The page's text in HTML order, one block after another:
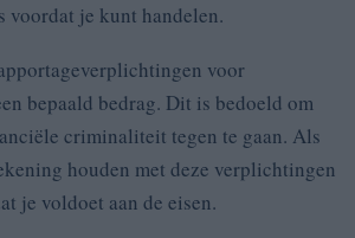
je kunt handelen.
voor
bepaald bedrag. Dit is bedoeld om
criminaliteit tegen te gaan. Als
houden met deze verplichtingen
je voldoet aan de eisen.